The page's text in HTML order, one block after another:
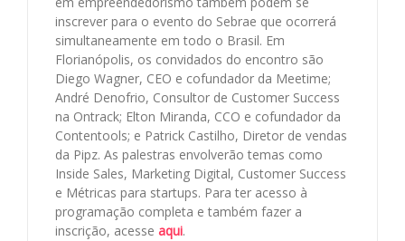
inscrever para o evento do Sebrae que ocorrerá
simultaneamente em todo o Brasil. Em
Florianópolis, os convidados do encontro são
Diego Wagner, CEO e cofundador da Meetime;
André Denofrio, Consultor de Customer Success
na Ontrack; Elton Miranda, CCO e cofundador da
Contentools; e Patrick Castilho, Diretor de vendas
da Pipz. As palestras envolverão temas como
Inside Sales, Marketing Digital, Customer Success
e Métricas para startups. Para ter acesso à
programação completa e também fazer a
inscrição, acesse aqui.